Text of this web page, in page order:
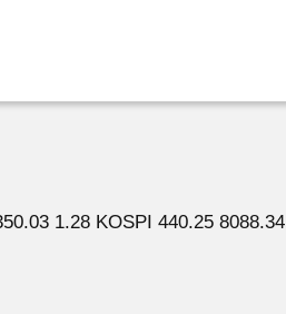
1.28 KOSPI 440.25 8088.34